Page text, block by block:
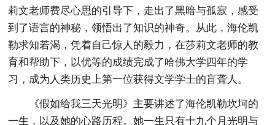
莉文老师费尽心思的引导下，走出了黑暗与孤寂，感受
到了语言的神秘，领悟出了知识的神奇。从此，海伦凯
勒求知若渴，凭着自己惊人的毅力，在莎莉文老师的教
育和帮助下，以优等的成绩完成了哈佛大学四年的学
习，成为人类历史上第一位获得文学学士的盲聋人。
《假如给我三天光明》主要讲述了海伦凯勒坎坷的
一生，以及她的心路历程。她一生只有十九个月光明与